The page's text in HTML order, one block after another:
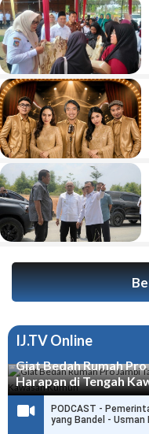
IJ.TV Online
Giat Bedah Rumah
Harapan di Tengah
PODCAST -
yang Bandel - Usman